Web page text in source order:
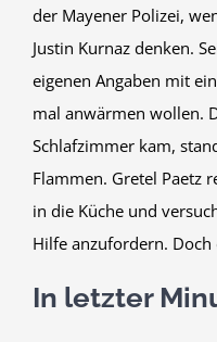
der Mayener Polizei,
Justin Kurnaz denken.
eigenen Angaben mit
mal anwärmen wollen.
Schlafzimmer kam,
Flammen. Gretel Paetz
in die Küche und
Hilfe anzufordern.
In letzter